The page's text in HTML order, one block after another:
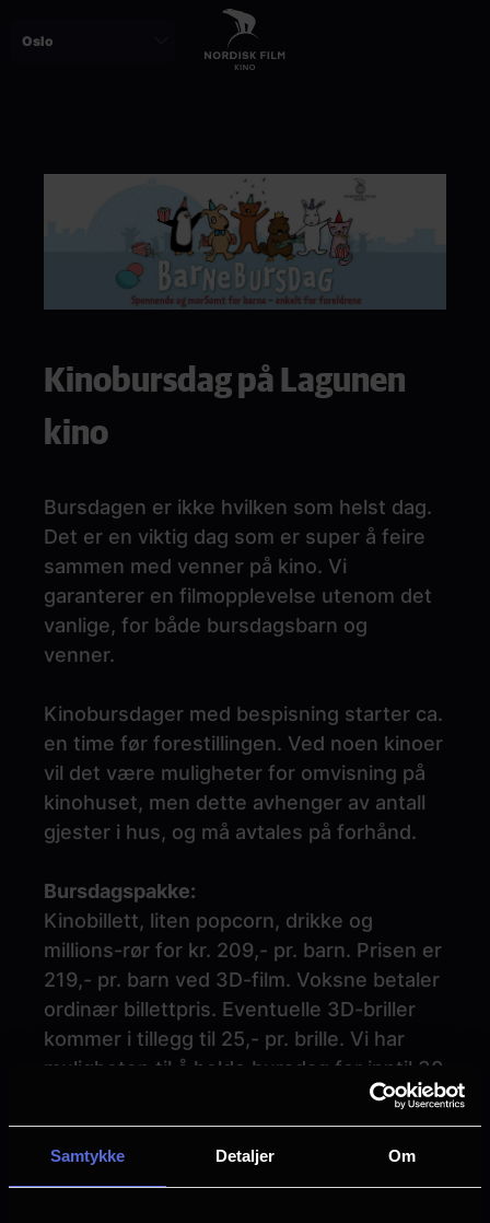
Samtykke Detaljer Om
Kinobursdag på Lagunen
kino
Bursdagen er ikke hvilken som helst dag.
Det er en viktig dag som er super å feire
sammen med venner på kino. Vi
garanterer en filmopplevelse utenom det
vanlige, for både bursdagsbarn og
venner.
Kinobursdager med bespisning starter ca.
en time før forestillingen. Ved noen kinoer
vil det være muligheter for omvisning på
kinohuset, men dette avhenger av antall
gjester i hus, og må avtales på forhånd.
Bursdagspakke:
Kinobillett, liten popcorn, drikke og
millions-rør for kr. 209,- pr. barn. Prisen er
219,- pr. barn ved 3D-film. Voksne betaler
ordinær billettpris. Eventuelle 3D-briller
kommer i tillegg til 25,- pr. brille. Vi har
muligheten til å holde bursdag for inntil 30
Vi har også etmessaninen,hvor du kan ha
med medbrakt mat, husk å gi beskjed om
du ønsker dette når du bestiller